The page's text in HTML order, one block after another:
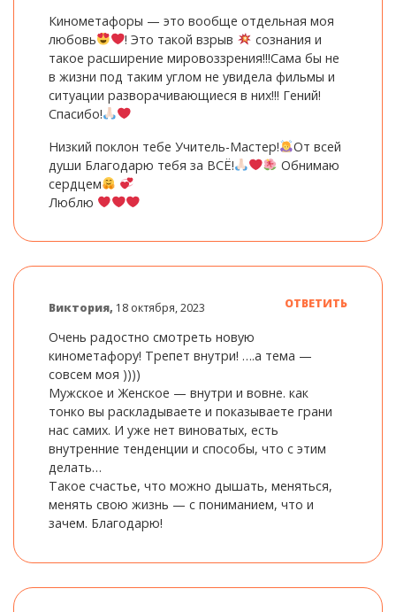
Кинометафоры — это вообще отдельная моя
любовь
! Это такой взрыв
сознания и
такое расширение мировоззрения!!!Сама бы не
в жизни под таким углом не увидела фильмы и
ситуации разворачивающиеся в них!!! Гений!
Спасибо!
Низкий поклон тебе Учитель-Мастер!
От всей
души Благодарю тебя за ВСЁ!
Обнимаю
сердцем
Люблю
Виктория, 18 октября, 2023 ОТВЕТИТЬ
Очень радостно смотреть новую
кинометафору! Трепет внутри! ….а тема —
совсем моя ))))
Мужское и Женское — внутри и вовне. как
тонко вы раскладываете и показываете грани
нас самих. И уже нет виноватых, есть
внутренние тенденции и способы, что с этим
делать…
Такое счастье, что можно дышать, меняться,
менять свою жизнь — с пониманием, что и
зачем. Благодарю!